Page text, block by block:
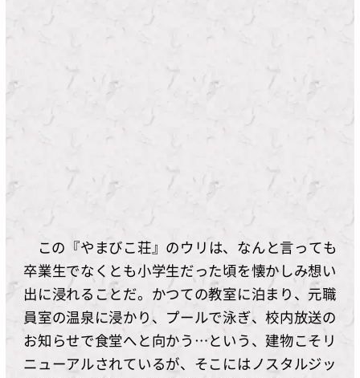
この『やまびこ荘』のウリは、なんと言っても
卒業生でなくとも小学生だった頃を懐かしみ想い
出に浸れることだ。かつての教室に泊まり、元職
員室の温泉に浸かり、プールで泳ぎ、校内放送の
お知らせで食堂へと向かう…という、建物こそリ
ニューアルされているが、そこにはノスタルジッ